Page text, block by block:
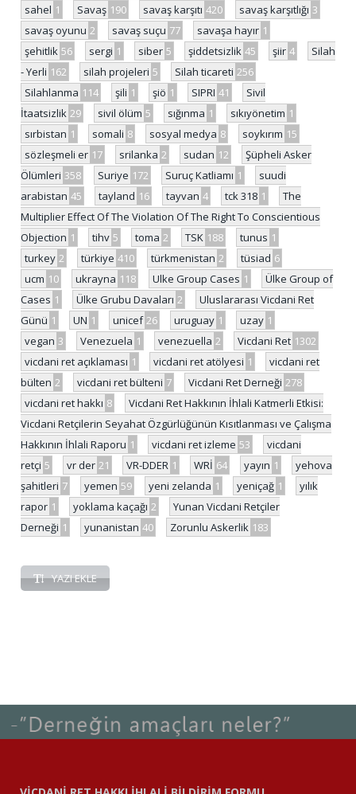
sahel 1 Savaş 190 savaş karşıtı 420 savaş karşıtlığı 3
savaş oyunu 2 savaş suçu 77 savaşa hayır 1
şehitlik 56 sergi 1 siber 5 şiddetsizlik 45 şiir 4
Silah
- Yerli 162 silah projeleri 5 Silah ticareti 256
Silahlanma 114 şili 1 şiö 1 SIPRI 41
Sivil
İtaatsizlik 29 sivil ölüm 5 sığınma 1 sıkıyönetim 1
sırbistan 1 somali 8 sosyal medya 8 soykırım 15
sözleşmeli er 17 srilanka 2 sudan 12
Şüpheli Asker
Ölümleri 358 Suriye 172 Suruç Katliamı 1
suudi
arabistan 45 tayland 16 tayvan 4 tck 318 1
The
Multiplier Effect Of The Violation Of The Right To Conscientious
Objection 1 tihv 5 toma 2 TSK 188 tunus 1
turkey 2 türkiye 410 türkmenistan 2 tüsiad 6
ucm 10 ukrayna 118 Ulke Group Cases 1
Ülke Group of
Cases 1 Ülke Grubu Davaları 2
Uluslararası Vicdani Ret
Günü 1 UN 1 unicef 26 uruguay 1 uzay 1
vegan 3 Venezuela 1 venezuella 2 Vicdani Ret 1302
vicdani ret açıklaması 1 vicdani ret atölyesi 1
vicdani ret
bülten 2 vicdani ret bülteni 7 Vicdani Ret Derneği 278
vicdani ret hakkı 8
Vicdani Ret Hakkının İhlali Katmerli Etkisi:
Vicdani Retçilerin Seyahat Özgürlüğünün Kısıtlanması ve Çalışma
Hakkının İhlali Raporu 1 vicdani ret izleme 53
vicdani
retçi 5 vr der 21 VR-DDER 1 WRİ 64 yayın 1
yehova
şahitleri 7 yemen 59 yeni zelanda 1 yeniçağ 1
yılık
rapor 1 yoklama kaçağı 2
Yunan Vicdani Retçiler
Derneği 1 yunanistan 40 Zorunlu Askerlik 183
YAZI EKLE